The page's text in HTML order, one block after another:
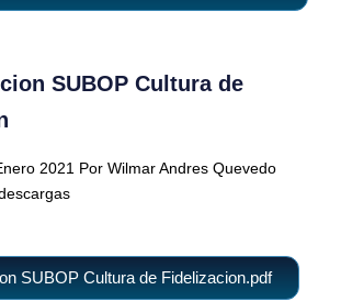
SUBOP Cultura de
2021 Por Wilmar Andres Quevedo
SUBOP Cultura de Fidelizacion.pdf